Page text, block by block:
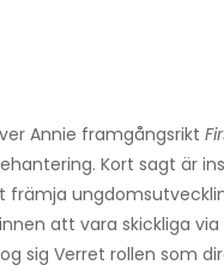
Annie framgångsrikt
Kort sagt är
främja
att vara skickliga via
sig Verret rollen som